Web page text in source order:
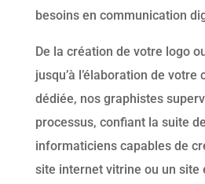
besoins en communication
De la création de votre logo
jusqu’à l’élaboration de
dédiée, nos graphistes
processus, confiant la suite
informaticiens capables de
site internet vitrine ou un site